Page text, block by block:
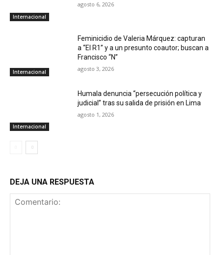
Internacional
agosto 6, 2026
Internacional
Feminicidio de Valeria Márquez: capturan
a “El R1” y a un presunto coautor; buscan a
Francisco “N”
agosto 3, 2026
Internacional
Humala denuncia “persecución política y
judicial” tras su salida de prisión en Lima
agosto 1, 2026
DEJA UNA RESPUESTA